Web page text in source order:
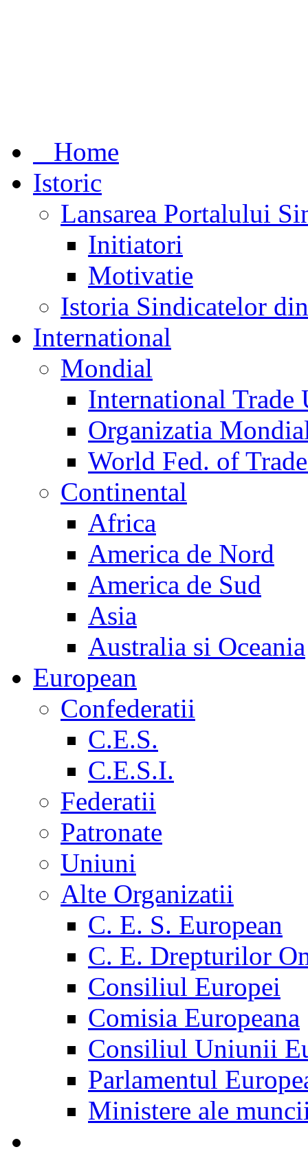
Home
Istoric
Lansarea Portalului
Initiatori
Motivatie
Istoria Sindicatelor
International
Mondial
International Trade
Organizatia
World Fed. of
Continental
Africa
America de Nord
America de Sud
Asia
Australia si Oceania
European
Confederatii
C.E.S.
C.E.S.I.
Federatii
Patronate
Uniuni
Alte Organizatii
C. E. S. European
C. E. Drepturilor
Consiliul Europei
Comisia Europeana
Consiliul Uniunii
Parlamentul
Ministere ale